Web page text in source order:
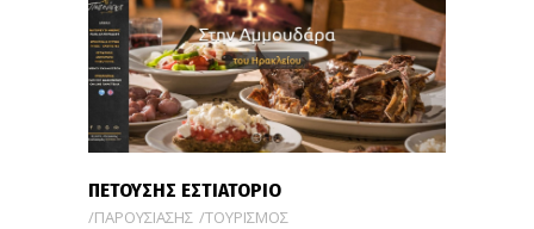
ΠΕΤΟΥΣΗΣ ΕΣΤΙΑΤΟΡΙΟ
ΠΑΡΟΥΣΙΑΣΗΣ ΤΟΥΡΙΣΜΟΣ